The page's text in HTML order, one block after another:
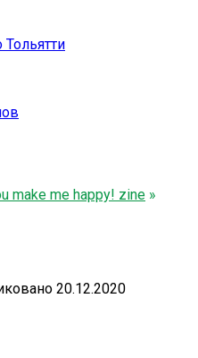
make me happy! zine »
20.12.2020